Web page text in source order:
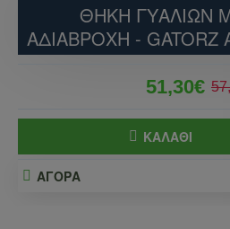
ΘΉΚΗ ΓΥΑΛΙΏΝ
ΑΔΙΆΒΡΟΧΗ - GATORZ
51,30€
ΚΑΛΆΘΙ
ΑΓΟΡΑ